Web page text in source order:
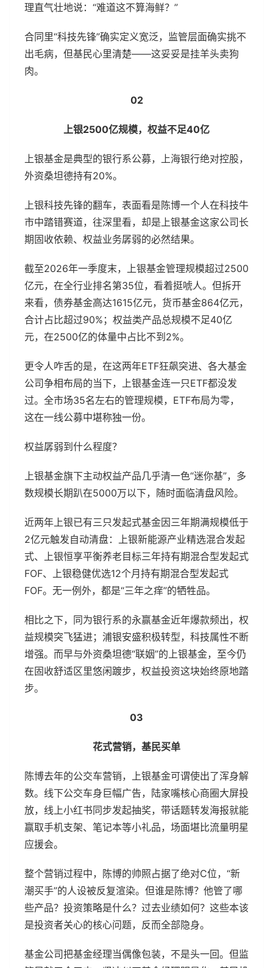
理直气壮地说：“难道这不算海鲜？”
合同里“科技先锋”确实定义宽泛，监管层面确实挑不
出毛病，但基民心里清楚——这妥妥是挂羊头卖狗
肉。
02
上银2500亿规模，权益不足40亿
上银基金是典型的银行系公募，上海银行绝对控股，
外资桑坦德持有20%。
上银科技先锋的翻车，表面看是陈博一个人在科技牛
市中踏错赛道，往深里看，却是上银基金这家公司长
期固收依赖、权益业务孱弱的必然结果。
截至2026年一季度末，上银基金管理规模超过2500
亿元，在全行业排名第35位，看着挺唬人。但拆开
来看，债券基金高达1615亿元，货币基金864亿元，
合计占比超过90%；权益类产品总规模不足40亿
元，在2500亿的体量中占比不到2%。
更令人咋舌的是，在这两年ETF狂飙突进、各大基金
公司争相布局的当下，上银基金连一只ETF都没发
过。全市场35名左右的管理规模，ETF布局为零，
这在一线公募中堪称独一份。
权益孱弱到什么程度？
上银基金旗下主动权益产品几乎清一色“迷你基”，多
数规模长期趴在5000万以下，随时面临清盘风险。
近两年上银已有三只发起式基金因三年期满规模低于
2亿元触发自动清盘：上银新能源产业精选混合发起
式、上银恒享平衡养老目标三年持有期混合型发起式
FOF、上银稳健优选12个月持有期混合型发起式
FOF。无一例外，都是“三年之痒”的牺牲品。
相比之下，同为银行系的永赢基金近年爆款频出，权
益规模突飞猛进；浦银安盛积极转型，科技属性不断
增强。而早与外资桑坦德“联姻”的上银基金，至今仍
在固收舒适区里悠闲踱步，权益投资这块始终原地踏
步。
03
花式营销，基民买单
陈博去年的公交车营销，上银基金可谓使出了浑身解
数。线下公交车身巨幅广告，陆家嘴核心商圈大屏投
放，线上小红书同步发起抽奖，带话题转发海报就能
赢取手机支架、笔记本等小礼品，场面堪比流量明星
应援会。
整个营销过程中，陈博的帅照占据了绝对C位，“新
潮买手”的人设被反复渲染。但谁是陈博？他管了哪
些产品？投资策略是什么？过去业绩如何？这些本该
是投资者关心的核心问题，反而全部隐身。
基金公司把基金经理当偶像包装，不是头一回。但监